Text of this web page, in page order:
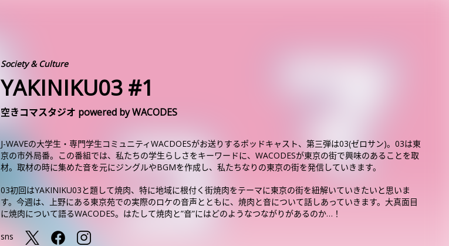
Society & Culture
YAKINIKU03 #1
空きコマスタジオ powered by WACODES
J-WAVEの大学生・専門学生コミュニティWACDOESがお送りするポッドキャスト、第三弾は03(ゼロサン)。03は東
京の市外局番。この番組では、私たちの学生らしさをキーワードに、WACODESが東京の街で興味のあることを取
材。取材の時に集めた音を元にジングルやBGMを作成し、私たちなりの東京の街を発信していきます。
03初回はYAKINIKU03と題して焼肉、特に地域に根付く街焼肉をテーマに東京の街を紐解いていきたいと思いま
す。今週は、上野にある東京苑での実際のロケの音声とともに、焼肉と音について話しあっていきます。大真面目
に焼肉について語るWACODES。はたして焼肉と”音”にはどのようなつながりがあるのか…！
sns